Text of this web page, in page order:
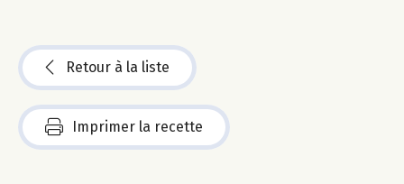
Retour à la liste
Imprimer la recette